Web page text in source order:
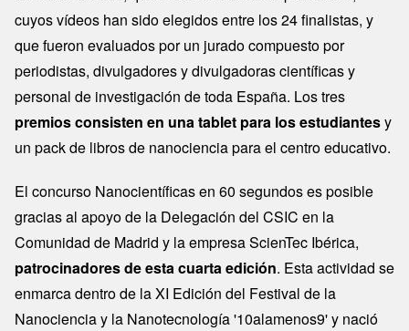
cuyos vídeos han sido elegidos entre los 24 finalistas, y
que fueron evaluados por un jurado compuesto por
periodistas, divulgadores y divulgadoras científicas y
personal de investigación de toda España. Los tres
premios consisten en una tablet para los estudiantesy
un pack de libros de nanociencia para el centro educativo.
El concurso Nanocientíficas en 60 segundos es posible
gracias al apoyo de la Delegación del CSIC en la
Comunidad de Madrid y la empresa ScienTec Ibérica,
patrocinadores de esta cuarta edición. Esta actividad se
enmarca dentro de la XI Edición del Festival de la
Nanociencia y la Nanotecnología '10alamenos9' y nació